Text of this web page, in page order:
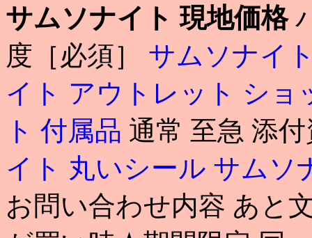
サムソナイト 現地価格
度［必須］ サムソナイ
イト アウトレット ショ
ト 付属品 通常 至急 添
イト 丸いシール サムソ
お問い合わせ内容 あと